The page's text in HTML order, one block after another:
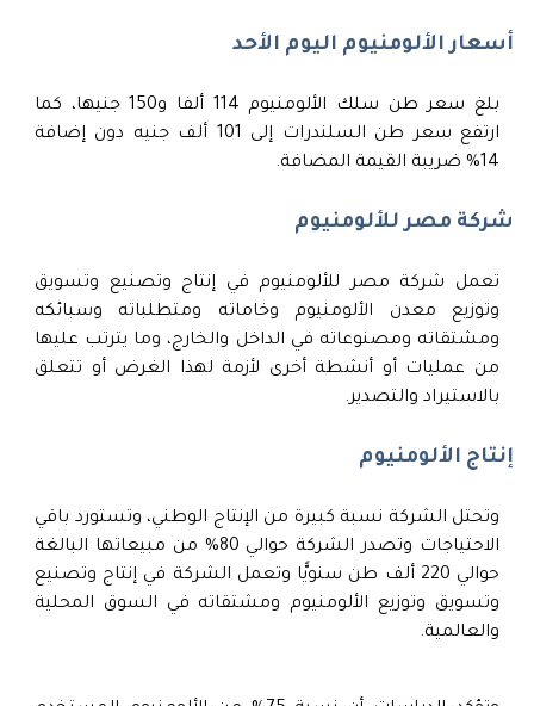
أسعار الألومنيوم اليوم الأحد
بلغ سعر طن سلك الألومنيوم 114 ألفا و150 جنيها، كما
ارتفع سعر طن السلندرات إلى 101 ألف جنيه دون إضافة
14% ضريبة القيمة المضافة.
شركة مصر للألومنيوم
تعمل شركة مصر للألومنيوم في إنتاج وتصنيع وتسويق
وتوزيع معدن الألومنيوم وخاماته ومتطلباته وسبائكه
ومشتقاته ومصنوعاته في الداخل والخارج، وما يترتب عليها
من عمليات أو أنشطة أخرى لأزمة لهذا الغرض أو تتعلق
بالاستيراد والتصدير.
إنتاج الألومنيوم
وتحتل الشركة نسبة كبيرة من الإنتاج الوطني، وتستورد باقي
الاحتياجات وتصدر الشركة حوالي 80% من مبيعاتها البالغة
حوالي 220 ألف طن سنويًّا وتعمل الشركة في إنتاج وتصنيع
وتسويق وتوزيع الألومنيوم ومشتقاته في السوق المحلية
والعالمية.